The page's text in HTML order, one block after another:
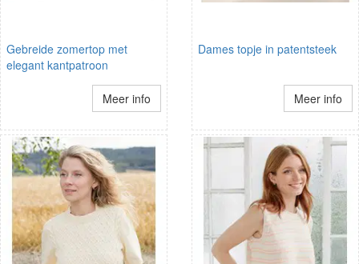
Gebreide zomertop met
elegant kantpatroon
Meer info
Dames topje in patentsteek
Meer info